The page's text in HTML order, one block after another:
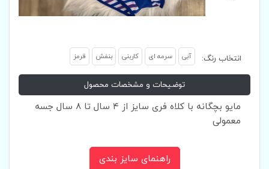
انتخاب رنگ: آبی سرمه ای کاربنی بنفش قرمز
توضیحات و مشخصات محصول
مایو بچگانه با کلاه فری سایز از ۴ سال تا ۸ سال جسه
معمولی
راهنمای سایز بندی